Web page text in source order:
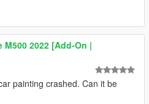
M500 2022 [Add-On |
painting crashed. Can it be